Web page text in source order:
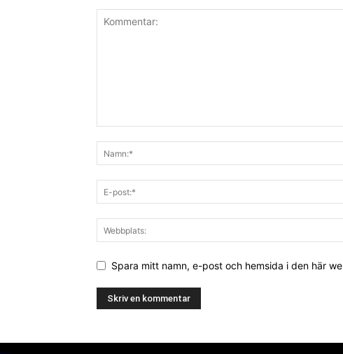
Spara mitt namn, e-post och hemsida i den här